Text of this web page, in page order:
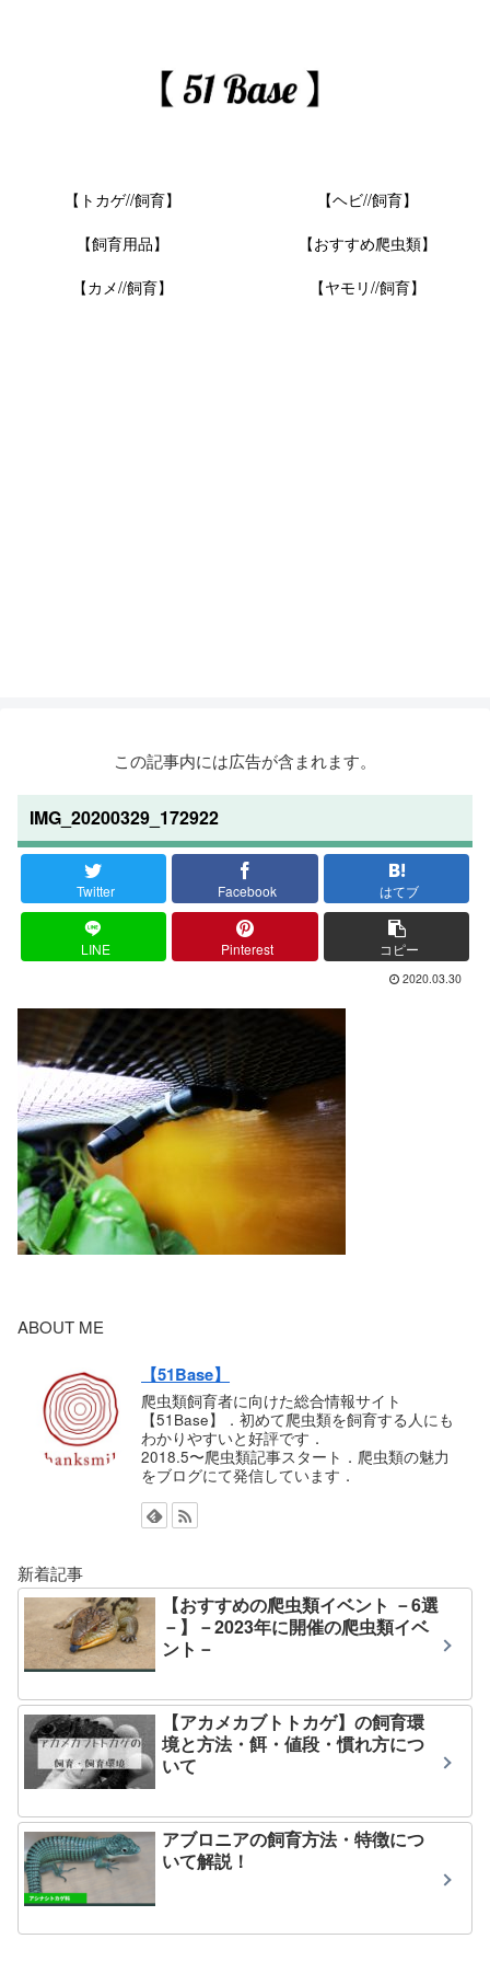
【トカゲ//飼育】
【ヘビ//飼育】
【飼育用品】
【おすすめ爬虫類】
【カメ//飼育】
【ヤモリ//飼育】
この記事内には広告が含まれます。
IMG_20200329_172922
Twitter Facebook はてブ
LINE Pinterest コピー
2020.03.30
ABOUT ME
【51Base】
爬虫類飼育者に向けた総合情報サイト
【51Base】．初めて爬虫類を飼育する人にも
わかりやすいと好評です．
2018.5〜爬虫類記事スタート．爬虫類の魅力
をブログにて発信しています．
新着記事
【おすすめの爬虫類イベント －6選
－】－2023年に開催の爬虫類イベ
ント－
【アカメカブトトカゲ】の飼育環
境と方法・餌・値段・慣れ方につ
いて
アブロニアの飼育方法・特徴につ
いて解説！